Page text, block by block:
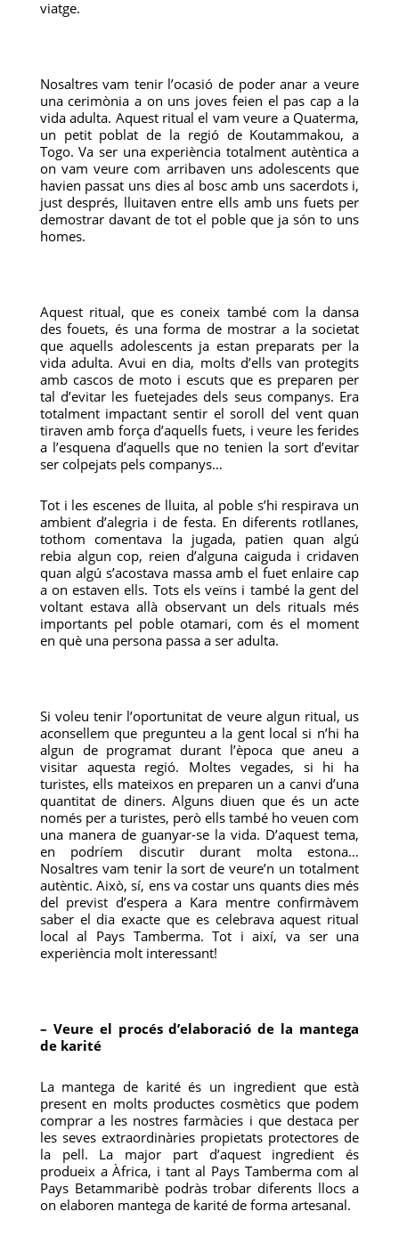
viatge.
Nosaltres vam tenir l’ocasió de poder anar a veure
una cerimònia a on uns joves feien el pas cap a la
vida adulta. Aquest ritual el vam veure a Quaterma,
un petit poblat de la regió de Koutammakou, a
Togo. Va ser una experiència totalment autèntica a
on vam veure com arribaven uns adolescents que
havien passat uns dies al bosc amb uns sacerdots i,
just després, lluitaven entre ells amb uns fuets per
demostrar davant de tot el poble que ja són to uns
homes.
Aquest ritual, que es coneix també com la dansa
des fouets, és una forma de mostrar a la societat
que aquells adolescents ja estan preparats per la
vida adulta. Avui en dia, molts d’ells van protegits
amb cascos de moto i escuts que es preparen per
tal d’evitar les fuetejades dels seus companys. Era
totalment impactant sentir el soroll del vent quan
tiraven amb força d’aquells fuets, i veure les ferides
a l’esquena d’aquells que no tenien la sort d’evitar
ser colpejats pels companys…
Tot i les escenes de lluita, al poble s’hi respirava un
ambient d’alegria i de festa. En diferents rotllanes,
tothom comentava la jugada, patien quan algú
rebia algun cop, reien d’alguna caiguda i cridaven
quan algú s’acostava massa amb el fuet enlaire cap
a on estaven ells. Tots els veïns i també la gent del
voltant estava allà observant un dels rituals més
importants pel poble otamari, com és el moment
en què una persona passa a ser adulta.
Si voleu tenir l’oportunitat de veure algun ritual, us
aconsellem que pregunteu a la gent local si n’hi ha
algun de programat durant l’època que aneu a
visitar aquesta regió. Moltes vegades, si hi ha
turistes, ells mateixos en preparen un a canvi d’una
quantitat de diners. Alguns diuen que és un acte
només per a turistes, però ells també ho veuen com
una manera de guanyar-se la vida. D’aquest tema,
en podríem discutir durant molta estona…
Nosaltres vam tenir la sort de veure’n un totalment
autèntic. Això, sí, ens va costar uns quants dies més
del previst d’espera a Kara mentre confirmàvem
saber el dia exacte que es celebrava aquest ritual
local al Pays Tamberma. Tot i així, va ser una
experiència molt interessant!
– Veure el procés d’elaboració de la mantega
de karité
La mantega de karité és un ingredient que està
present en molts productes cosmètics que podem
comprar a les nostres farmàcies i que destaca per
les seves extraordinàries propietats protectores de
la pell. La major part d’aquest ingredient és
produeix a Àfrica, i tant al Pays Tamberma com al
Pays Betammaribè podràs trobar diferents llocs a
on elaboren mantega de karité de forma artesanal.